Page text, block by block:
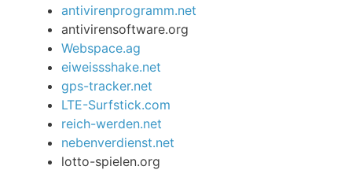
antivirenprogramm.net
antivirensoftware.org
Webspace.ag
eiweissshake.net
gps-tracker.net
LTE-Surfstick.com
reich-werden.net
nebenverdienst.net
lotto-spielen.org